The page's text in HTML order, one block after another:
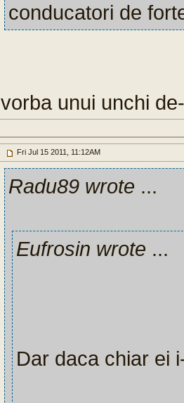
conducatori de
vorba unui unchi
Fri Jul 15 2011, 11:12AM
Radu89 wrote ...
Eufrosin wrote ...
Dar daca chiar ei